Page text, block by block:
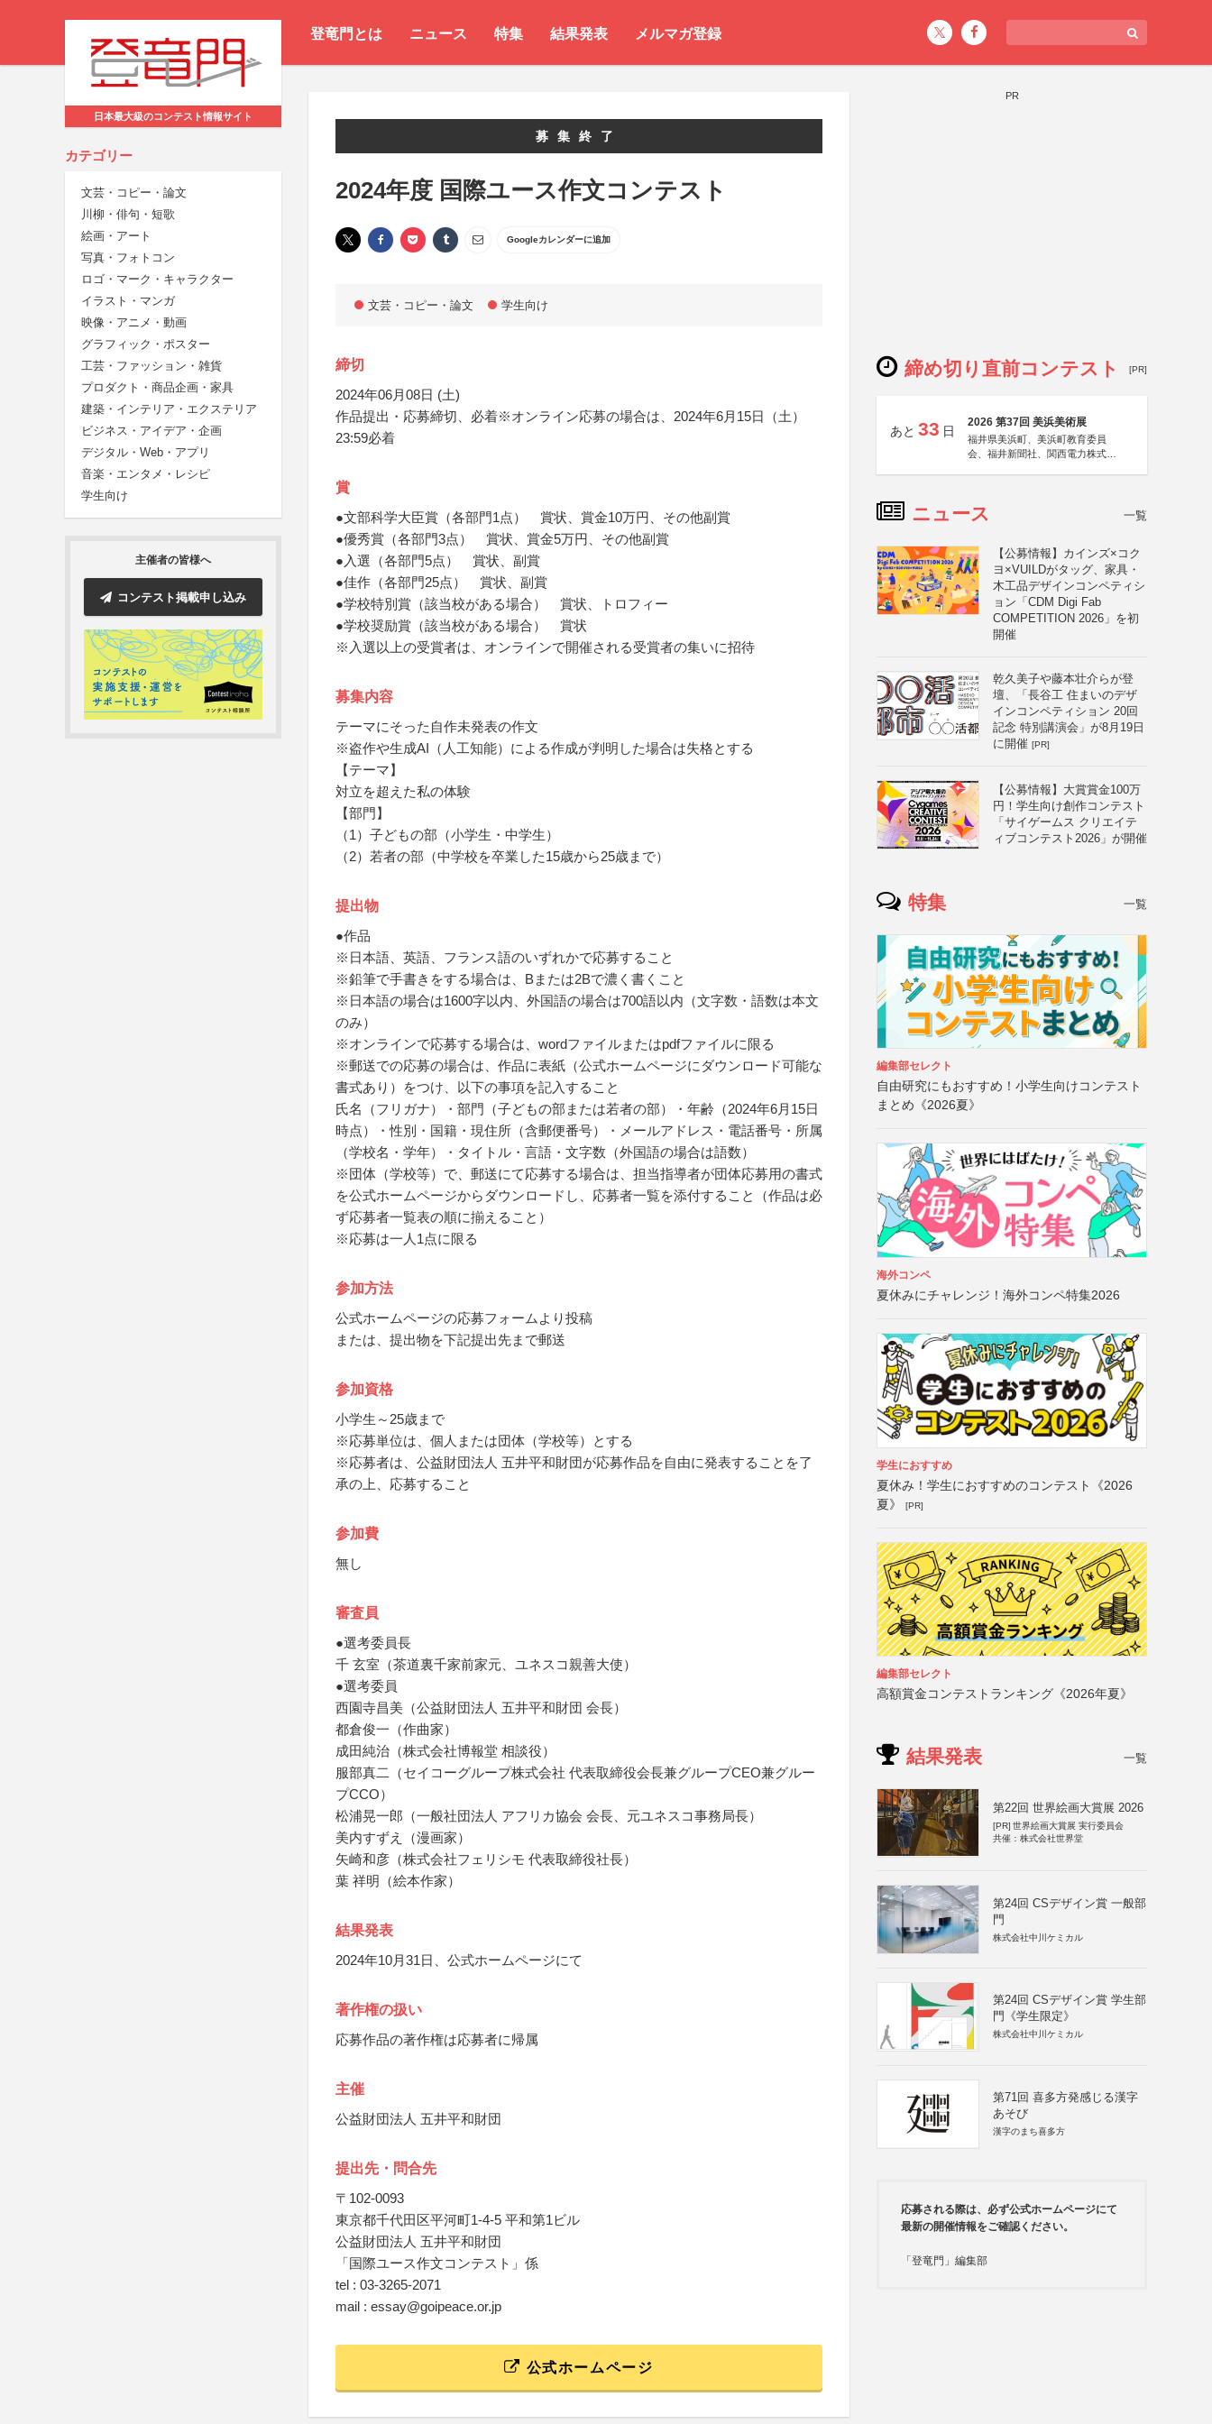
登竜門とは ニュース 特集 結果発表 メルマガ登録
日本最大級のコンテスト情報サイト
カテゴリー
文芸・コピー・論文
川柳・俳句・短歌
絵画・アート
写真・フォトコン
ロゴ・マーク・キャラクター
イラスト・マンガ
映像・アニメ・動画
グラフィック・ポスター
工芸・ファッション・雑貨
プロダクト・商品企画・家具
建築・インテリア・エクステリア
ビジネス・アイデア・企画
デジタル・Web・アプリ
音楽・エンタメ・レシピ
学生向け
主催者の皆様へ
コンテスト掲載申し込み
募集終了
2024年度 国際ユース作文コンテスト
Googleカレンダーに追加
文芸・コピー・論文 学生向け
締切
2024年06月08日 (土)
作品提出・応募締切、必着※オンライン応募の場合は、2024年6月15日（土）
23:59必着
賞
●文部科学大臣賞（各部門1点） 賞状、賞金10万円、その他副賞
●優秀賞（各部門3点） 賞状、賞金5万円、その他副賞
●入選（各部門5点） 賞状、副賞
●佳作（各部門25点） 賞状、副賞
●学校特別賞（該当校がある場合） 賞状、トロフィー
●学校奨励賞（該当校がある場合） 賞状
※入選以上の受賞者は、オンラインで開催される受賞者の集いに招待
募集内容
テーマにそった自作未発表の作文
※盗作や生成AI（人工知能）による作成が判明した場合は失格とする
【テーマ】
対立を超えた私の体験
【部門】
（1）子どもの部（小学生・中学生）
（2）若者の部（中学校を卒業した15歳から25歳まで）
提出物
●作品
※日本語、英語、フランス語のいずれかで応募すること
※鉛筆で手書きをする場合は、Bまたは2Bで濃く書くこと
※日本語の場合は1600字以内、外国語の場合は700語以内（文字数・語数は本文
のみ）
※オンラインで応募する場合は、wordファイルまたはpdfファイルに限る
※郵送での応募の場合は、作品に表紙（公式ホームページにダウンロード可能な
書式あり）をつけ、以下の事項を記入すること
氏名（フリガナ）・部門（子どもの部または若者の部）・年齢（2024年6月15日
時点）・性別・国籍・現住所（含郵便番号）・メールアドレス・電話番号・所属
（学校名・学年）・タイトル・言語・文字数（外国語の場合は語数）
※団体（学校等）で、郵送にて応募する場合は、担当指導者が団体応募用の書式
を公式ホームページからダウンロードし、応募者一覧を添付すること（作品は必
ず応募者一覧表の順に揃えること）
※応募は一人1点に限る
参加方法
公式ホームページの応募フォームより投稿
または、提出物を下記提出先まで郵送
参加資格
小学生～25歳まで
※応募単位は、個人または団体（学校等）とする
※応募者は、公益財団法人 五井平和財団が応募作品を自由に発表することを了
承の上、応募すること
参加費
無し
審査員
●選考委員長
千 玄室（茶道裏千家前家元、ユネスコ親善大使）
●選考委員
西園寺昌美（公益財団法人 五井平和財団 会長）
都倉俊一（作曲家）
成田純治（株式会社博報堂 相談役）
服部真二（セイコーグループ株式会社 代表取締役会長兼グループCEO兼グルー
プCCO）
松浦晃一郎（一般社団法人 アフリカ協会 会長、元ユネスコ事務局長）
美内すずえ（漫画家）
矢崎和彦（株式会社フェリシモ 代表取締役社長）
葉 祥明（絵本作家）
結果発表
2024年10月31日、公式ホームページにて
著作権の扱い
応募作品の著作権は応募者に帰属
主催
公益財団法人 五井平和財団
提出先・問合先
〒102-0093
東京都千代田区平河町1-4-5 平和第1ビル
公益財団法人 五井平和財団
「国際ユース作文コンテスト」係
tel : 03-3265-2071
mail : essay@goipeace.or.jp
公式ホームページ
PR
締め切り直前コンテスト [PR]
あと 33 日
2026 第37回 美浜美術展
福井県美浜町、美浜町教育委員
会、福井新聞社、関西電力株式会
ニュース 一覧
【公募情報】カインズ×コク
ヨ×VUILDがタッグ、家具・
木工品デザインコンペティシ
ョン「CDM Digi Fab
COMPETITION 2026」を初
開催
乾久美子や藤本壮介らが登
壇、「長谷工 住まいのデザ
インコンペティション 20回
記念 特別講演会」が8月19日
に開催 [PR]
【公募情報】大賞賞金100万
円！学生向け創作コンテスト
「サイゲームス クリエイテ
ィブコンテスト2026」が開催
特集 一覧
編集部セレクト
自由研究にもおすすめ！小学生向けコンテスト
まとめ《2026夏》
海外コンペ
夏休みにチャレンジ！海外コンペ特集2026
学生におすすめ
夏休み！学生におすすめのコンテスト《2026
夏》
[PR]
編集部セレクト
高額賞金コンテストランキング《2026年夏》
結果発表 一覧
第22回 世界絵画大賞展 2026
[PR] 世界絵画大賞展 実行委員会
共催：株式会社世界堂
第24回 CSデザイン賞 一般部
門
株式会社中川ケミカル
第24回 CSデザイン賞 学生部
門《学生限定》
株式会社中川ケミカル
第71回 喜多方発感じる漢字
あそび
漢字のまち喜多方
応募される際は、必ず公式ホームページにて
最新の開催情報をご確認ください。
「登竜門」編集部